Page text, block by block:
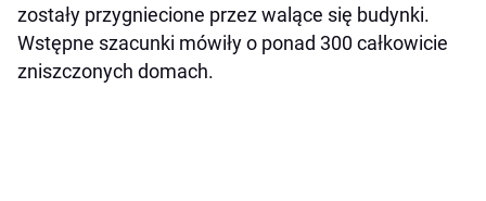
zostały przygniecione przez walące się budynki.
Wstępne szacunki mówiły o ponad 300 całkowicie
zniszczonych domach.